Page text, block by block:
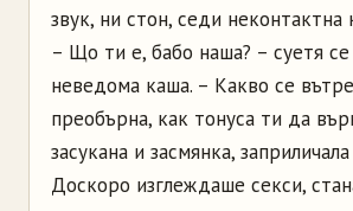
звук, ни стон, седи неконтактна
– Що ти е, бабо наша? – суетя
неведома каша. – Какво се
преобърна, как тонуса ти да
засукана и засмянка,
Доскоро изглеждаше секси,